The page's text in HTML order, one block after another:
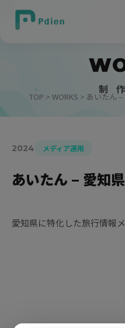
制
TOP > WORKS > あいたん
2024 メディア運用
あいたん – 愛知
愛知県に特化した旅行情報